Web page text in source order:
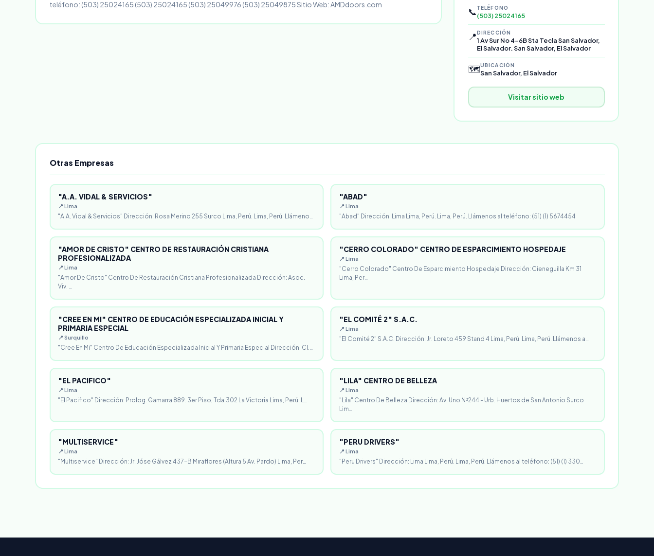
teléfono: (503) 25024165 (503) 25024165 (503) 25049976 (503) 25049875 Sitio Web: AMDdoors.com
📞 TELÉFONO
(503) 25024165
📍DIRECCIÓN
1 Av Sur No 4-6B Sta Tecla San Salvador,
El Salvador. San Salvador, El Salvador
🗺️UBICACIÓN
San Salvador, El Salvador
Visitar sitio web
Otras Empresas
"A.A. VIDAL & SERVICIOS"
📍 Lima
"A.A. Vidal & Servicios" Dirección: Rosa Merino 255 Surco Lima, Perú. Lima, Perú. Llámeno…
"ABAD"
📍 Lima
"Abad" Dirección: Lima Lima, Perú. Lima, Perú. Llámenos al teléfono: (51) (1) 5674454
"AMOR DE CRISTO" CENTRO DE RESTAURACIÓN CRISTIANA
PROFESIONALIZADA
📍 Lima
"Amor De Cristo" Centro De Restauración Cristiana Profesionalizada Dirección: Asoc.
Viv. …
"CERRO COLORADO" CENTRO DE ESPARCIMIENTO HOSPEDAJE
📍 Lima
"Cerro Colorado" Centro De Esparcimiento Hospedaje Dirección: Cieneguilla Km 31
Lima, Per…
"CREE EN MI" CENTRO DE EDUCACIÓN ESPECIALIZADA INICIAL Y
PRIMARIA ESPECIAL
📍 Surquillo
"Cree En Mi" Centro De Educación Especializada Inicial Y Primaria Especial Dirección: Cl.…
"EL COMITÉ 2" S.A.C.
📍 Lima
"El Comité 2" S.A.C. Dirección: Jr. Loreto 459 Stand 4 Lima, Perú. Lima, Perú. Llámenos a…
"EL PACIFICO"
📍 Lima
"El Pacifico" Dirección: Prolog. Gamarra 889. 3er Piso, Tda.302 La Victoria Lima, Perú. L…
"LILA" CENTRO DE BELLEZA
📍 Lima
"Lila" Centro De Belleza Dirección: Av. Uno N³244 - Urb. Huertos de San Antonio Surco
Lim…
"MULTISERVICE"
📍 Lima
"Multiservice" Dirección: Jr. Jóse Gálvez 437-B Miraflores (Altura 5 Av. Pardo) Lima, Per…
"PERU DRIVERS"
📍 Lima
"Peru Drivers" Dirección: Lima Lima, Perú. Lima, Perú. Llámenos al teléfono: (51) (1) 330…